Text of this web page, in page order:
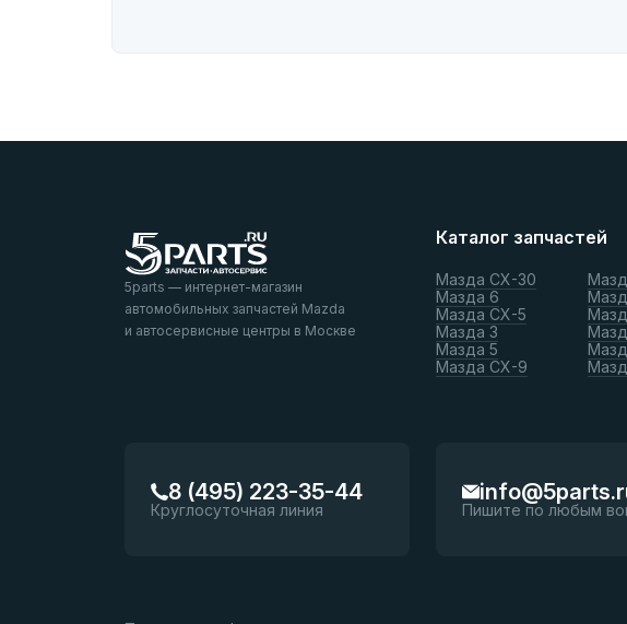
5parts — интернет-магазин
автомобильных запчастей Mazda
и автосервисные центры в Москве
Каталог запчастей
Мазда СХ-30
Мазда 6
Мазда СХ-5
Мазда 3
Мазда 5
Мазда СХ-9
8 (495) 223-35-44
Круглосуточная линия Пишите по любым